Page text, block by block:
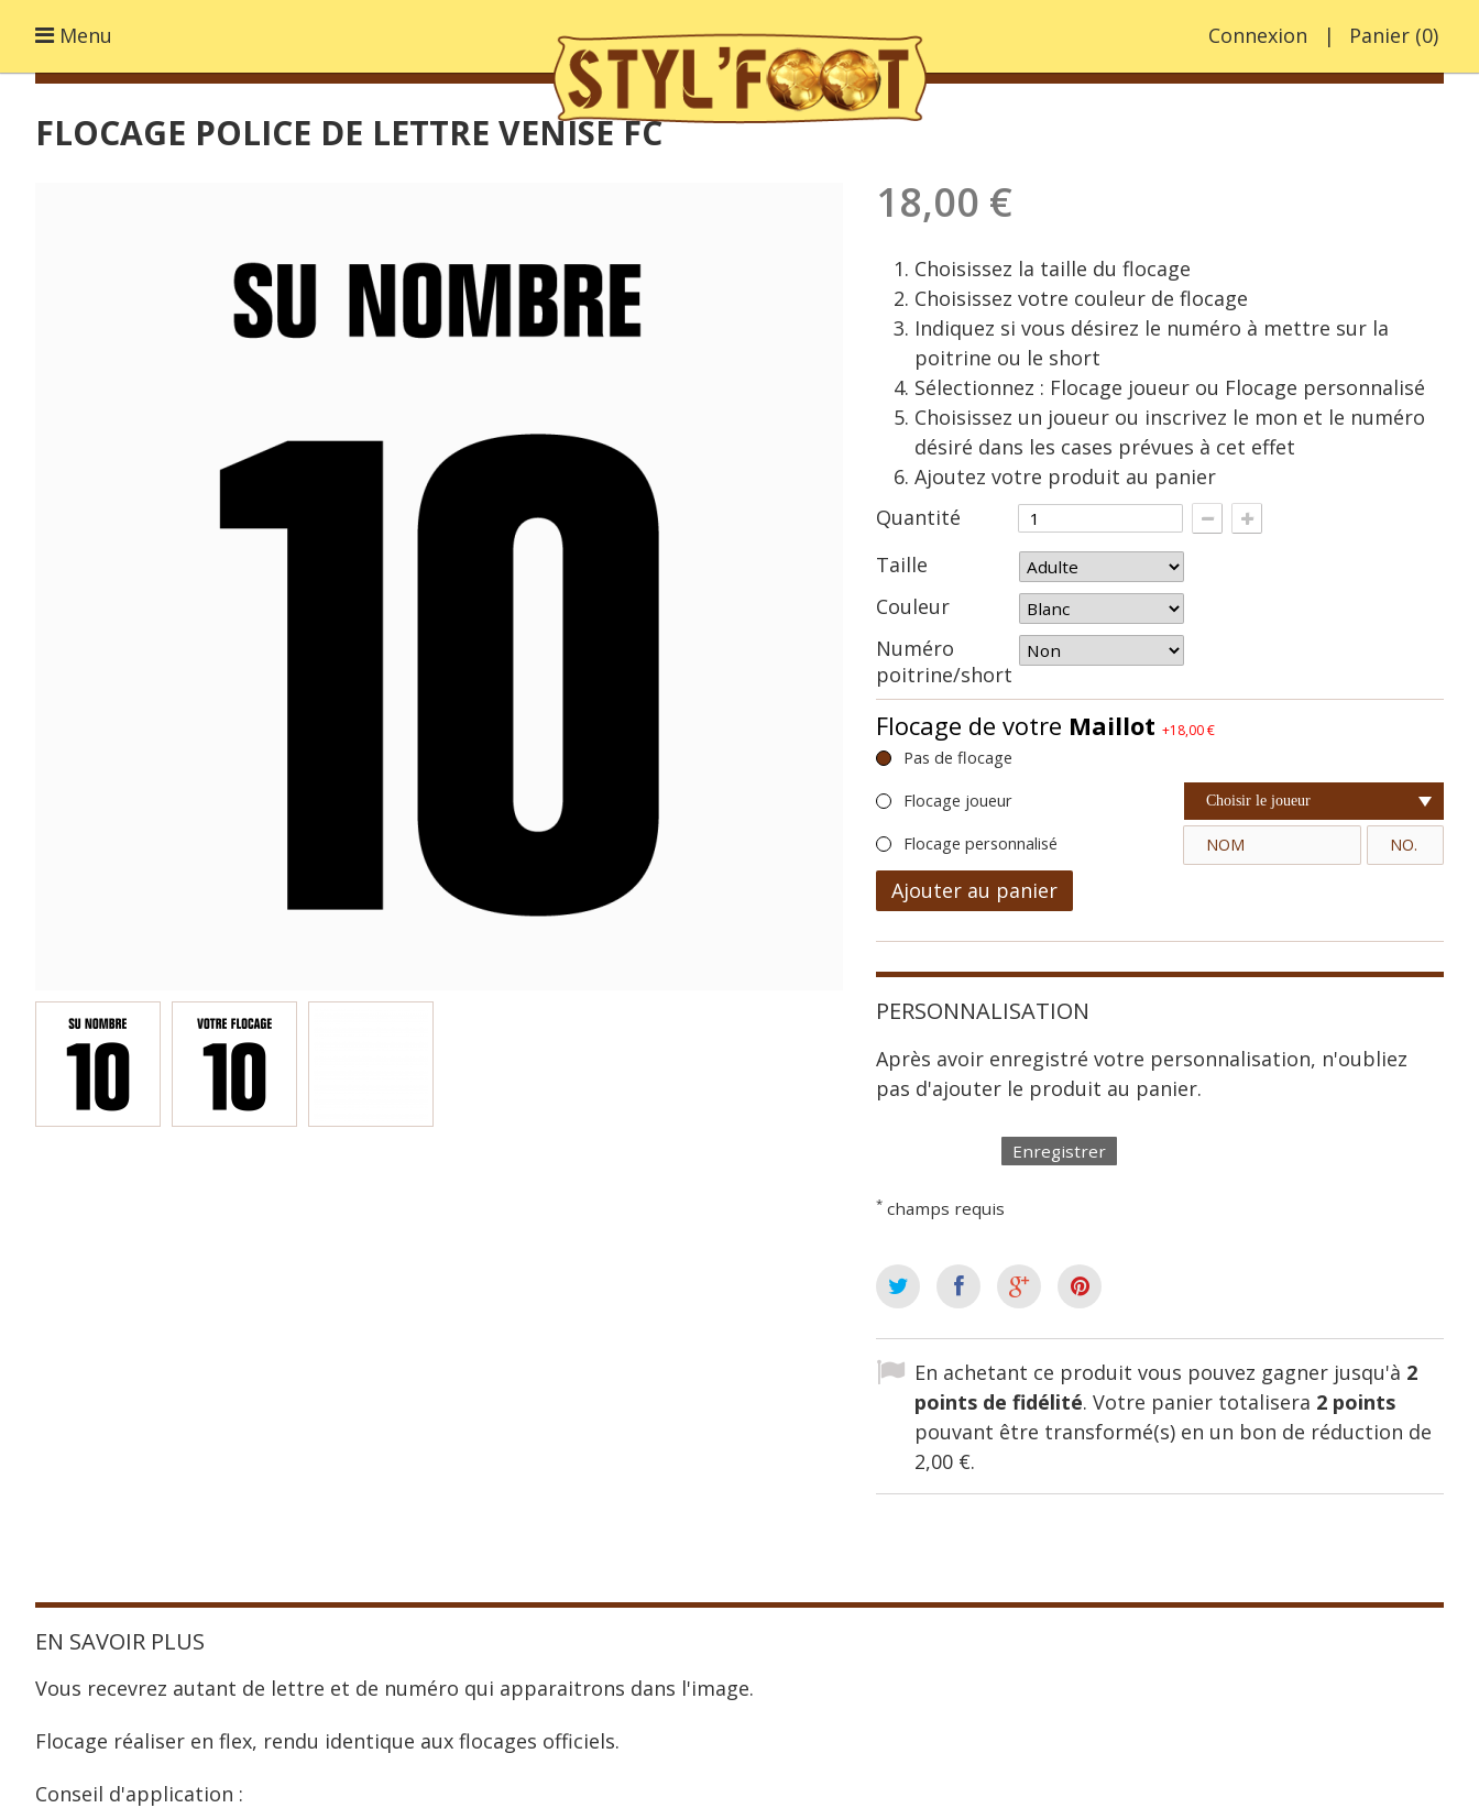
Panier (0)
Connexion
Menu
FLOCAGE POLICE DE LETTRE VENISE FC
18,00 €
Choisissez la taille du flocage
Choisissez votre couleur de flocage
Indiquez si vous désirez le numéro à mettre sur la
poitrine ou le short
Sélectionnez : Flocage joueur ou Flocage personnalisé
Choisissez un joueur ou inscrivez le mon et le numéro
désiré dans les cases prévues à cet effet
Ajoutez votre produit au panier
Quantité
Taille
Couleur
Numéro
poitrine/short
Flocage de votre Maillot +18,00 €
Pas de flocage
Flocage joueur Choisir le joueur
Flocage personnalisé
Ajouter au panier
PERSONNALISATION
Après avoir enregistré votre personnalisation, n'oubliez
pas d'ajouter le produit au panier.
Enregistrer
* champs requis
En achetant ce produit vous pouvez gagner jusqu'à 2
points de fidélité. Votre panier totalisera 2 points
pouvant être transformé(s) en un bon de réduction de
2,00 €.
EN SAVOIR PLUS
Vous recevrez autant de lettre et de numéro qui apparaitrons dans l'image.
Flocage réaliser en flex, rendu identique aux flocages officiels.
Conseil d'application :